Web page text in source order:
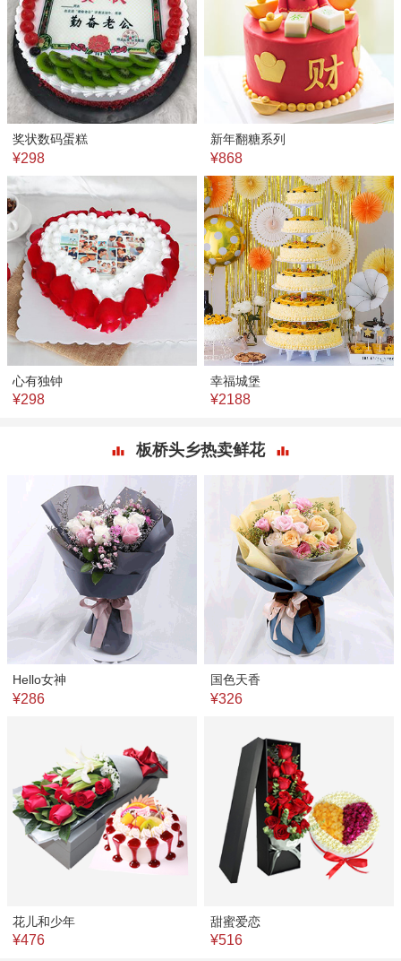
奖状数码蛋糕
¥298
新年翻糖系列
¥868
心有独钟
¥298
幸福城堡
¥2188
板桥头乡热卖鲜花
Hello女神
¥286
国色天香
¥326
花儿和少年
¥476
甜蜜爱恋
¥516